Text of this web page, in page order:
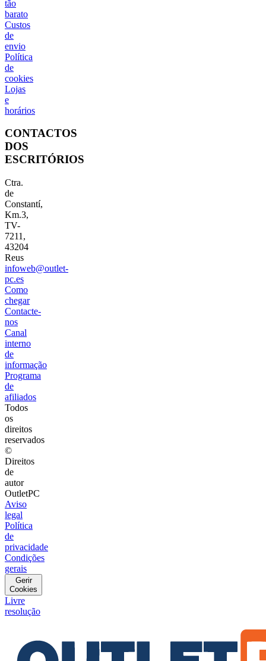
tão
barato
Custos
de
envio
Política
de
cookies
Lojas
e
horários
CONTACTOS
DOS
ESCRITÓRIOS
Ctra.
de
Constantí,
Km.3,
TV-
7211,
43204
Reus
infoweb@outlet-
pc.es
Como
chegar
Contacte-
nos
Canal
interno
de
informação
Programa
de
afiliados
Todos
os
direitos
reservados
©
Direitos
de
autor
OutletPC
Aviso
legal
Política
de
privacidade
Condições
gerais
Gerir
Cookies
Livre
resolução